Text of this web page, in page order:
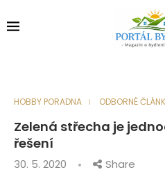
HOBBY PORADNA ODBORNÉ
Zelená střecha je
řešení
30. 5. 2020 Share